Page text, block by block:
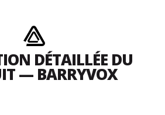
DÉTAILLÉE DU
— BARRYVOX